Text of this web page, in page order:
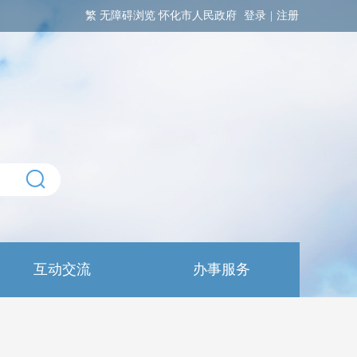
繁 无障碍浏览 怀化市人民政府 登录 注册
互动交流 办事服务